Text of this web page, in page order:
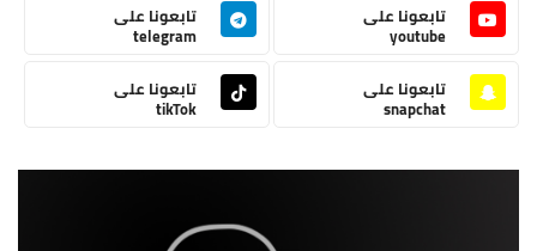
تابعونا على
youtube
تابعونا على
telegram
تابعونا على
snapchat
تابعونا على
tikTok